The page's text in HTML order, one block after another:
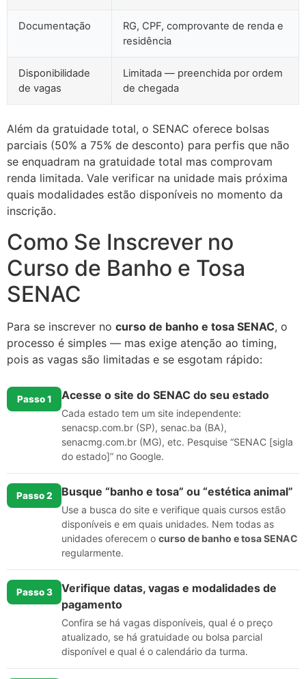
Documentação
RG, CPF, comprovante de renda e
residência
Disponibilidade
de vagas
Limitada — preenchida por ordem
de chegada
Além da gratuidade total, o SENAC oferece bolsas
parciais (50% a 75% de desconto) para perfis que não
se enquadram na gratuidade total mas comprovam
renda limitada. Vale verificar na unidade mais próxima
quais modalidades estão disponíveis no momento da
inscrição.
Como Se Inscrever no
Curso de Banho e Tosa
SENAC
Para se inscrever no curso de banho e tosa SENAC, o
processo é simples — mas exige atenção ao timing,
pois as vagas são limitadas e se esgotam rápido:
Passo 1 Acesse o site do SENAC do seu estado
Cada estado tem um site independente:
senacsp.com.br (SP), senac.ba (BA),
senacmg.com.br (MG), etc. Pesquise “SENAC [sigla
do estado]” no Google.
Passo 2 Busque “banho e tosa” ou “estética animal”
Use a busca do site e verifique quais cursos estão
disponíveis e em quais unidades. Nem todas as
unidades oferecem o curso de banho e tosa SENAC
regularmente.
Passo 3
Verifique datas, vagas e modalidades de
pagamento
Confira se há vagas disponíveis, qual é o preço
atualizado, se há gratuidade ou bolsa parcial
disponível e qual é o calendário da turma.